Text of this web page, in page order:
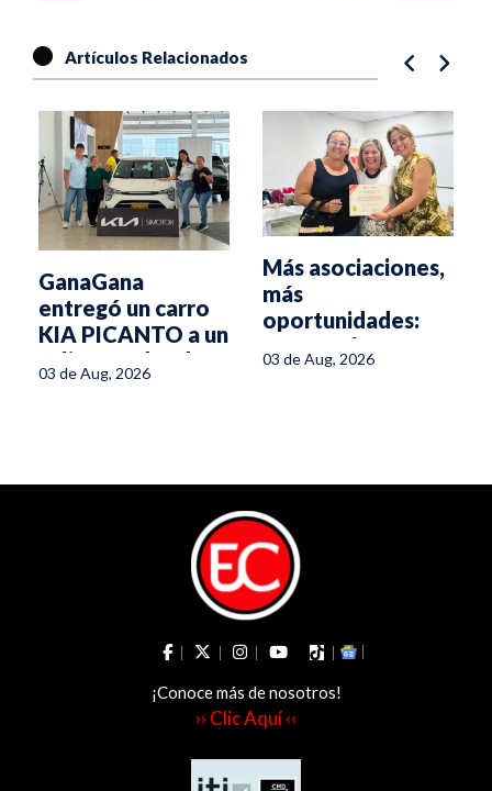
Artículos Relacionados
GanaGana
entregó un carro
KIA PICANTO a un
feliz ganador de
Honda
03 de Aug, 2026
Más asociaciones,
más
oportunidades:
avanza el
fortalecimiento
03 de Aug, 2026
¡Conoce más de nosotros!
›› Clic Aquí ‹‹